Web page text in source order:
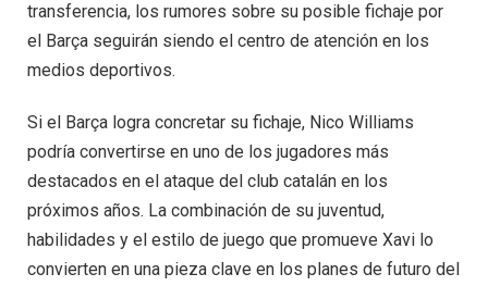
transferencia, los rumores sobre su posible fichaje por
el Barça seguirán siendo el centro de atención en los
medios deportivos.
Si el Barça logra concretar su fichaje, Nico Williams
podría convertirse en uno de los jugadores más
destacados en el ataque del club catalán en los
próximos años. La combinación de su juventud,
habilidades y el estilo de juego que promueve Xavi lo
convierten en una pieza clave en los planes de futuro del